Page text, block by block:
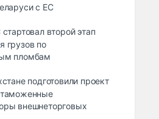
с ЕС
второй этап
грузов по
пломбам
подготовили проект
внешнеторговых